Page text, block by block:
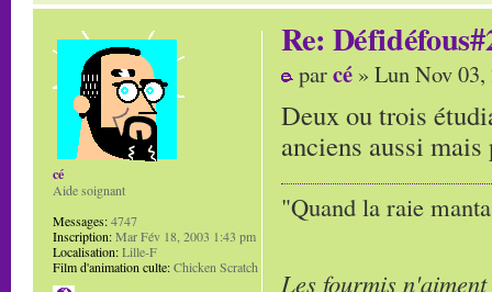
Re:
parcé » Lun Nov
Deux ou trois
anciens aussi mais
"Quand la raie
Les fourmis
cé
Aide soignant
Messages:4747
Inscription:Mar Fév 18, 2003 1:43 pm
Localisation:Lille-F
Film d'animation culte:Chicken Scratch